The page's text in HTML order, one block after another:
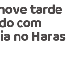
tarde
com
no Haras